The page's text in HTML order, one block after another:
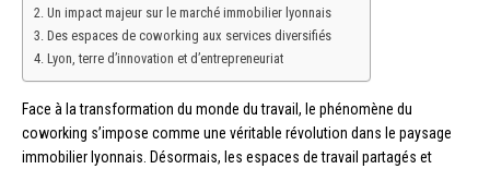
Un impact majeur sur le marché immobilier lyonnais
Des espaces de coworking aux services diversifiés
Lyon, terre d’innovation et d’entrepreneuriat
Face à la transformation du monde du travail, le phénomène du
coworking s’impose comme une véritable révolution dans le paysage
immobilier lyonnais. Désormais, les espaces de travail partagés et